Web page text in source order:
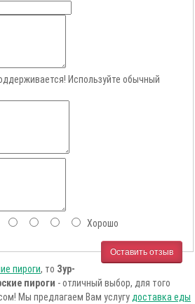
Используйте обычный
Хорошо
Оставить отзыв
пироги, то Зур-
пироги - отличный выбор, для того
Мы предлагаем Вам услугу доставка еды